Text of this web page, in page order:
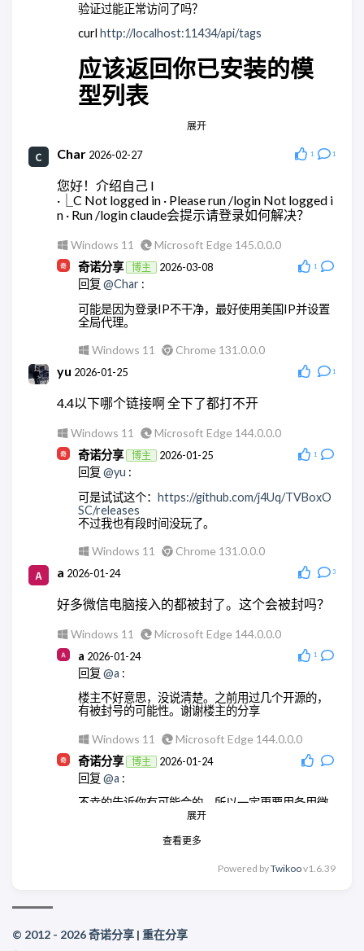
有相关教学么，查了全都是ai。单纯消耗token太贵
Windows 11
Microsoft Edge 148.0.0.0
奇诺分享
博主 2026-05-28
回复@wodty:
应该没有，都是集成大模型的。
回复@奇诺分享
集成没问题，但是全都跑大模型。有点贵。还是用
AstrBot api的方便点
Windows 11 Microsoft Edge 148.0.0.0
验证过能正常访问了吗？
curl http://localhost:11434/api/tags
应该返回你已安装的模
型列表
Android Quince Tart
ddy2026-03-18
嗯，这里是正常的
Windows 10
ddy2026-03-18
回复@奇诺分享 :
我重新来了一遍，现在可以了，非常感谢！！
Windows 10
Microsoft Edge 145.0.0.0
回复@ddy:
Android Quince Tart Chrome 146.0.0.0
展开
Char 2026-02-27 1 1
您好！介绍自己 l
·⎿C Not logged in · Please run /login Not logged i
n · Run /login claude会提示请登录如何解决？
Windows 11
Microsoft Edge 145.0.0.0
奇诺分享
博主 2026-03-08 1
回复 @Char :
可能是因为登录IP不干净，最好使用美国IP并设置
全局代理。
Windows 11 Chrome 131.0.0.0
yu 2026-01-25 1
4.4以下哪个链接啊 全下了都打不开
Windows 11
Microsoft Edge 144.0.0.0
奇诺分享
博主 2026-01-25 1
回复 @yu :
可是试试这个： https://github.com/j4Uq/TVBoxO
SC/releases
不过我也有段时间没玩了。
Windows 11 Chrome 131.0.0.0
a 2026-01-24 3
好多微信电脑接入的都被封了。这个会被封吗？
Windows 11
Microsoft Edge 144.0.0.0
a 2026-01-24 1
回复 @a :
楼主不好意思，没说清楚。之前用过几个开源的，
有被封号的可能性。谢谢楼主的分享
Windows 11
Microsoft Edge 144.0.0.0
奇诺分享
博主 2026-01-24
回复 @a :
不幸的告诉你有可能会的，所以一定更要用备用微
Chrome 131.0.0.0
展开
查看更多
Powered byTwikoov1.6.39
© 2012 - 2026 奇诺分享 | 重在分享